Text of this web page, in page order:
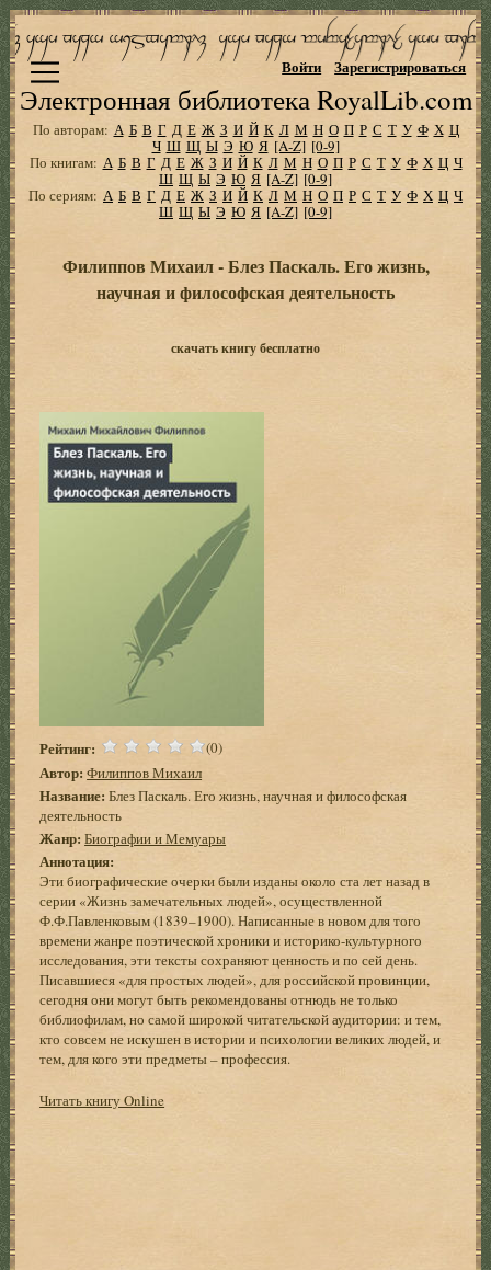
Электронная библиотека RoyalLib.com
Войти Зарегистрироваться
По авторам: А Б В Г Д Е Ж З И Й К Л М Н О П Р С Т У Ф Х Ц
Ч Ш Щ Ы Э Ю Я [A-Z] [0-9]
По книгам: А Б В Г Д Е Ж З И Й К Л М Н О П Р С Т У Ф Х Ц Ч
Ш Щ Ы Э Ю Я [A-Z] [0-9]
По сериям: А Б В Г Д Е Ж З И Й К Л М Н О П Р С Т У Ф Х Ц Ч
Ш Щ Ы Э Ю Я [A-Z] [0-9]
Филиппов Михаил - Блез Паскаль. Его жизнь,
научная и философская деятельность
скачать книгу бесплатно
Рейтинг: (0)
Автор: Филиппов Михаил
Название: Блез Паскаль. Его жизнь, научная и философская
деятельность
Жанр: Биографии и Мемуары
Аннотация:
Эти биографические очерки были изданы около ста лет назад в
серии «Жизнь замечательных людей», осуществленной
Ф.Ф.Павленковым (1839–1900). Написанные в новом для того
времени жанре поэтической хроники и историко-культурного
исследования, эти тексты сохраняют ценность и по сей день.
Писавшиеся «для простых людей», для российской провинции,
сегодня они могут быть рекомендованы отнюдь не только
библиофилам, но самой широкой читательской аудитории: и тем,
кто совсем не искушен в истории и психологии великих людей, и
тем, для кого эти предметы – профессия.
Читать книгу Online